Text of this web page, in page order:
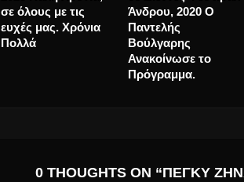
Ξαναέρχονται το
καλοκαίρι του 2022
στο Ολυμπιακό
επιστρέφει στην
Ελλάδα για ένα
μοναδικό live
0 THOUGHTS ON “ΠΈΓΚΥ